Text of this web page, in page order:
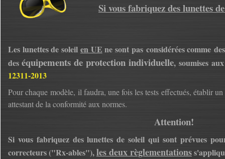
Si vous fabriquez des lunettes
Les lunettes de soleil en UE ne sont pas considérées comme
deséquipements de protection individuelle, soumises
12311-2013
Pour chaque modèle, il faudra, une fois les tests effectués, établir
attestant de la conformité aux normes.
Attention!
Si vous fabriquez des lunettes de soleil qui sont prévues
correcteurs ("Rx-ables"),les deux règlementations